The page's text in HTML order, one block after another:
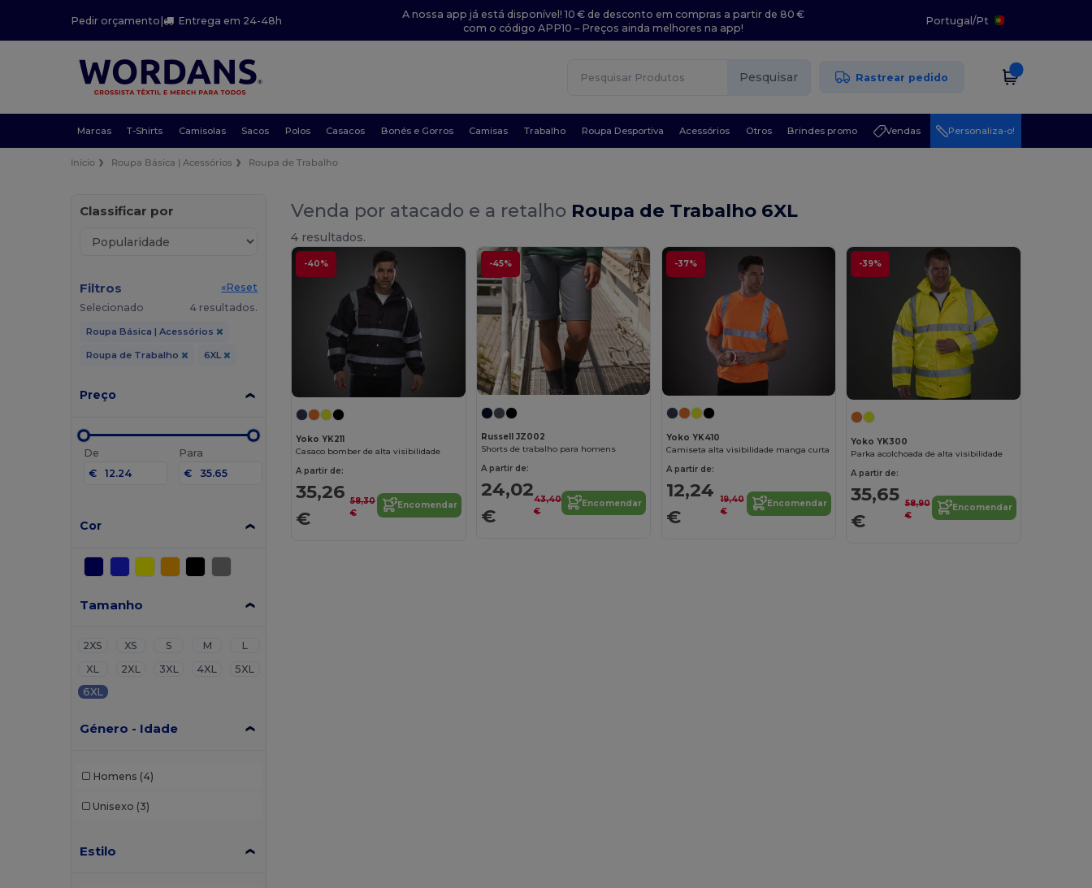
Pedir orçamento| Entrega em 24-48h
A nossa app já está disponível! 10 € de desconto em compras a partir de 80 €
com o código APP10 – Preços ainda melhores na app!
Portugal/Pt
Pesquisar Rastrear pedido
Marcas T-Shirts Camisolas Sacos Polos Casacos Bonés e Gorros Camisas Trabalho Roupa Desportiva Acessórios Otros Brindes promo Vendas Personaliza-o!
Início Roupa Básica | Acessórios Roupa de Trabalho
Classificar por
Filtros
«Reset
Selecionado
4 resultados.
Roupa Básica | Acessórios
Roupa de Trabalho 6XL
Preço
De
€
Para
€
Cor
Tamanho
2XS XS S M
L
XL
2XL 3XL 4XL
5XL
6XL
Género - Idade
Homens (4)
Unisexo (3)
Estilo
Venda por atacado e a retalho Roupa de Trabalho 6XL
4 resultados.
-40%
Yoko YK211
Casaco bomber de alta visibilidade
A partir de:
35,26
€
58,30
€
Encomendar
-45%
Russell JZ002
Shorts de trabalho para homens
A partir de:
24,02
€
43,40
€
Encomendar
-37%
Yoko YK410
Camiseta alta visibilidade manga curta
A partir de:
12,24
€
19,40
€
Encomendar
-39%
Yoko YK300
Parka acolchoada de alta visibilidade
A partir de:
35,65
€
58,90
€
Encomendar